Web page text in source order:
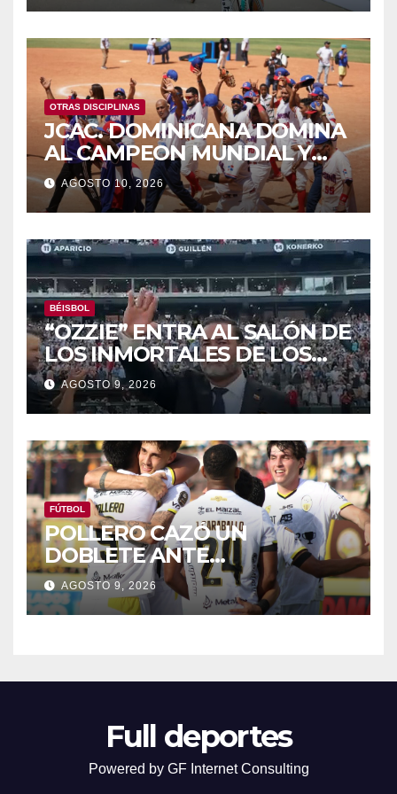
OTRAS DISCIPLINAS
JCAC. DOMINICANA DOMINA
AL CAMPEON MUNDIAL Y
LOGRA ORO DEL SOFTBOL
AGOSTO 10, 2026
BÉISBOL
“OZZIE” ENTRA AL SALÓN DE
LOS INMORTALES DE LOS
MEDIAS BLANCAS DE
CHICAGO
AGOSTO 9, 2026
FÚTBOL
POLLERO CAZÓ UN
DOBLETE ANTE
TRUJILLANOS PARA DARLE 3
PUNTOS AL TACHIRA
AGOSTO 9, 2026
Full deportes
Powered by GF Internet Consulting